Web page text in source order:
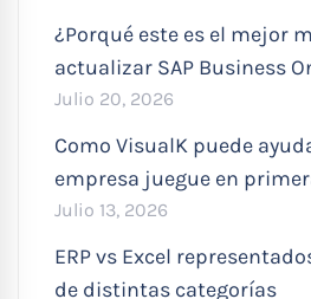
¿Porqué este es el mejor
actualizar SAP Business
Julio 20, 2026
Como VisualK puede
empresa juegue en
Julio 13, 2026
ERP vs Excel
de distintas categorías